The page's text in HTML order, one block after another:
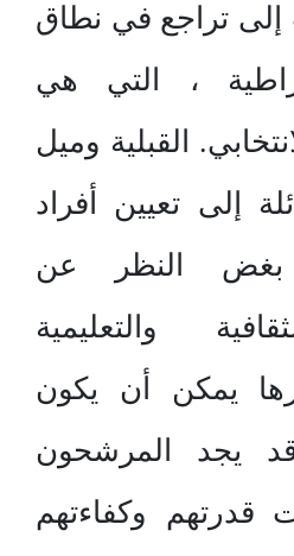
تراجع في نطاق
، التي هي
القبلية وميل
إلى تعيين أفراد
بغض النظر عن
والتعليمية
يمكن أن يكون
يجد المرشحون
قدرتهم وكفاءتهم